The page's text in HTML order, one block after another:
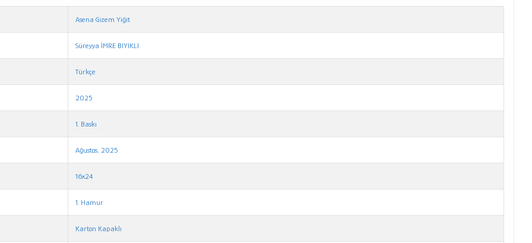
Asena Gizem Yiğit
Süreyya İMRE BIYIKLI
Türkçe
2025
1. Baskı
Ağustos, 2025
16x24
1. Hamur
Karton Kapaklı